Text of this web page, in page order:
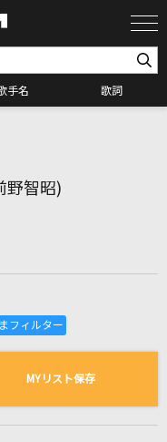
手名 歌詞
る曲の一覧
野智昭)
MYリスト保存